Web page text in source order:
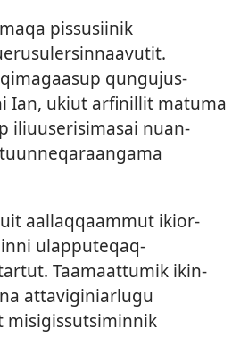
pis­susiinik
qungujus­
Ian, ukiut arfinil­lit matuma
iliuuserisimasai nuan­
aal­laq­qaam­mut ikior­
ulap­puteqaq­
Taamaat­tumik ikin­
at­taviginiarlugu
misigis­sutsimin­nik